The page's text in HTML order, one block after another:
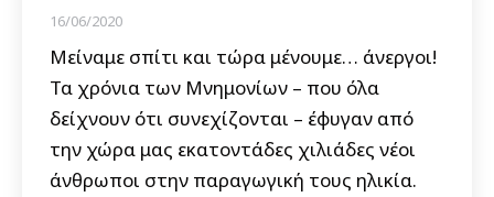
16/06/2020
Μείναμε σπίτι και τώρα μένουμε… άνεργοι!
Τα χρόνια των Μνημονίων – που όλα
δείχνουν ότι συνεχίζονται – έφυγαν από
την χώρα μας εκατοντάδες χιλιάδες νέοι
άνθρωποι στην παραγωγική τους ηλικία.